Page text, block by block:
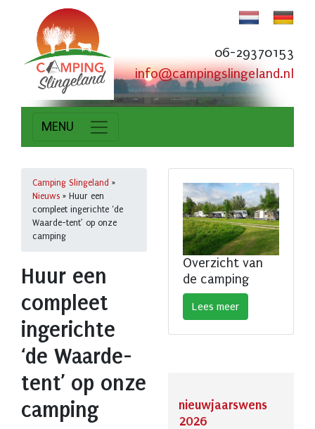
06-29370153
info@campingslingeland.nl
MENU
Camping Slingeland »
Nieuws » Huur een
compleet ingerichte ‘de
Waarde-tent’ op onze
camping
Huur een
compleet
ingerichte
‘de Waarde-
tent’ op onze
camping
Overzicht van
de camping
Lees meer
nieuwjaarswens
2026